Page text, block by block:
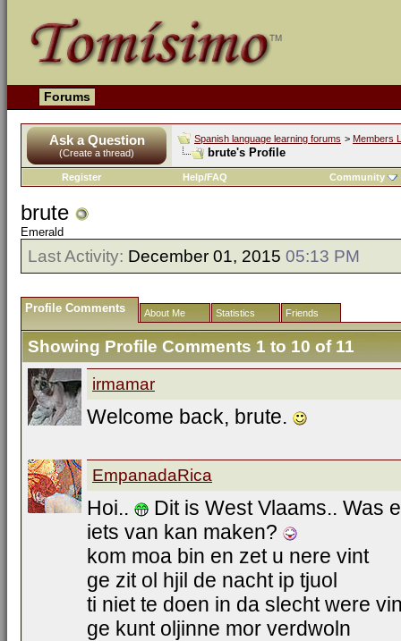
Forums
Ask a Question
(Create a thread)
Spanish language learning forums > Members
brute's Profile
Register Help/FAQ Community
brute
Emerald
Last Activity: December 01, 2015 05:13 PM
Profile Comments About Me Statistics Friends
Showing Profile Comments 1 to 10of 11
irmamar
Welcome back, brute.
EmpanadaRica
Hoi..
Dit is West Vlaams.. Was
iets van kan maken?
kom moa bin en zet u nere vint
ge zit ol hjil de nacht ip tjuol
ti niet te doen in da slecht were
ge kunt oljinne mor verdwoln